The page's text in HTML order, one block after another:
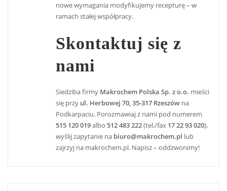
nowe wymagania modyfikujemy recepturę – w
ramach stałej współpracy.
Skontaktuj się z
nami
Siedziba firmy Makrochem Polska Sp. z o.o. mieści
się przy ul. Herbowej 70, 35-317 Rzeszów na
Podkarpaciu. Porozmawiaj z nami pod numerem
515 120 019albo512 483 222(tel./fax 17 22 93 020),
wyślij zapytanie na biuro@makrochem.pl lub
zajrzyj na makrochem.pl. Napisz – oddzwonimy!